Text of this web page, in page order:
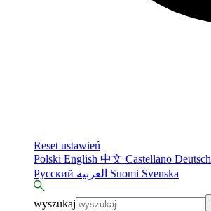
Reset ustawień
Polski English 中文 Castellano Deutsch
Русский
Suomi Svenska
wyszukaj